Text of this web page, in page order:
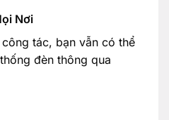
Nơi
tác, bạn vẫn có thể
đèn thông qua